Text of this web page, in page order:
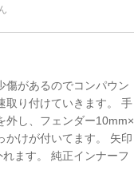
傷があるのでコンパウン
取り付けていきます。 手
外し、フェンダー10mm×
かけが付いてます。 矢印
ます。 純正インナーフ